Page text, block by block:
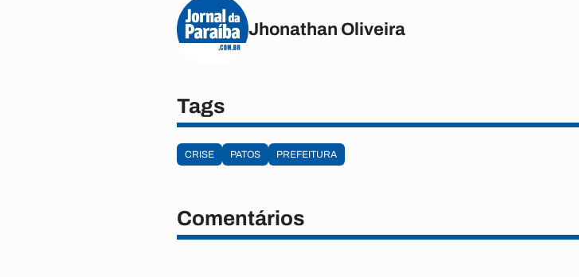
Jhonathan Oliveira
Tags
CRISE PATOS PREFEITURA
Comentários